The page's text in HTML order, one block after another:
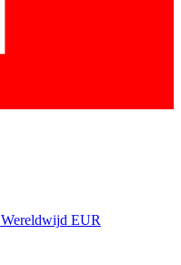
Wereldwijd EUR